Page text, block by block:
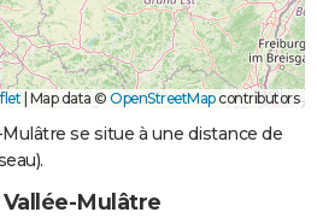
Map data © OpenStreetMapcontributors
se situe à une distance de
Mulâtre